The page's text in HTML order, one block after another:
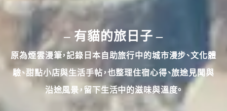
– 有貓的旅日子–
原為煙雲漫筆，記錄日本自助旅行中的城市漫步、文化體
驗、甜點小店與生活手帖，也整理住宿心得、旅途見聞與
沿途風景，留下生活中的滋味與溫度。